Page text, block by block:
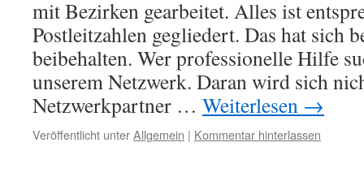
mit Bezirken gearbeitet. Alles ist
Postleitzahlen gegliedert. Das hat sich
beibehalten. Wer professionelle Hilfe
unserem Netzwerk. Daran wird sich
Netzwerkpartner … Weiterlesen →
Veröffentlicht unterAllgemein | Kommentar hinterlassen